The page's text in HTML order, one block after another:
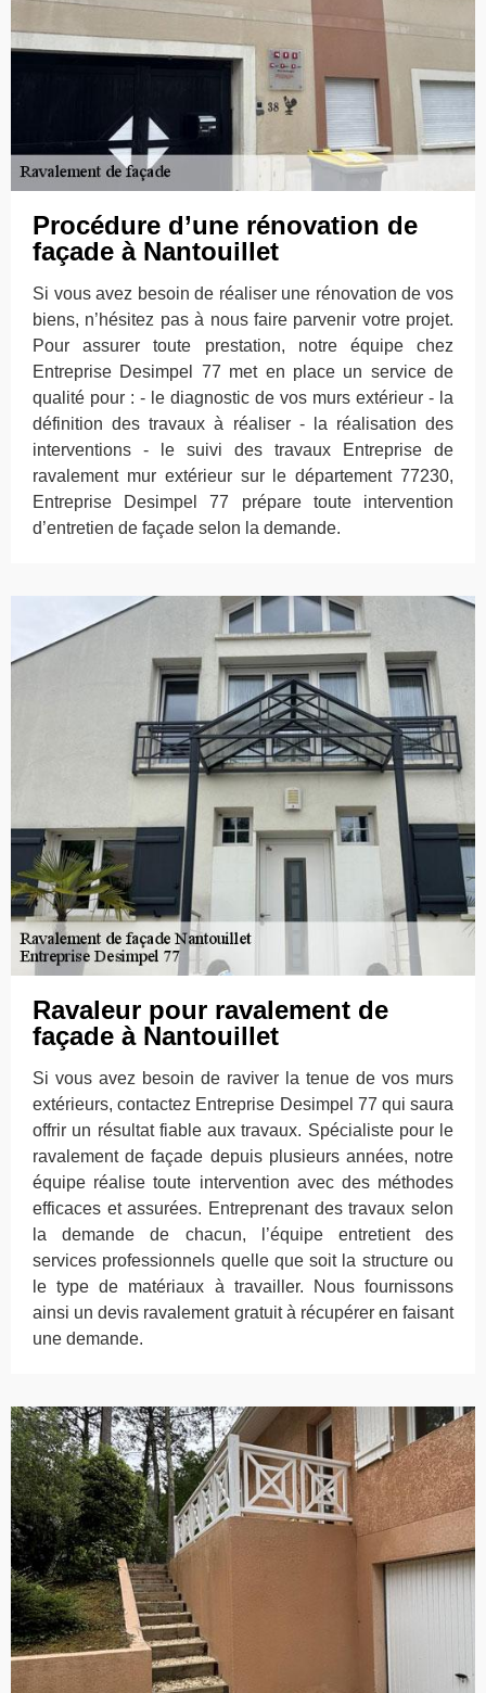
Procédure d’une rénovation de
façade à Nantouillet
Si vous avez besoin de réaliser une rénovation de vos
biens, n’hésitez pas à nous faire parvenir votre projet.
Pour assurer toute prestation, notre équipe chez
Entreprise Desimpel 77 met en place un service de
qualité pour : - le diagnostic de vos murs extérieur - la
définition des travaux à réaliser - la réalisation des
interventions - le suivi des travaux Entreprise de
ravalement mur extérieur sur le département 77230,
Entreprise Desimpel 77 prépare toute intervention
d’entretien de façade selon la demande.
Ravaleur pour ravalement de
façade à Nantouillet
Si vous avez besoin de raviver la tenue de vos murs
extérieurs, contactez Entreprise Desimpel 77 qui saura
offrir un résultat fiable aux travaux. Spécialiste pour le
ravalement de façade depuis plusieurs années, notre
équipe réalise toute intervention avec des méthodes
efficaces et assurées. Entreprenant des travaux selon
la demande de chacun, l’équipe entretient des
services professionnels quelle que soit la structure ou
le type de matériaux à travailler. Nous fournissons
ainsi un devis ravalement gratuit à récupérer en faisant
une demande.